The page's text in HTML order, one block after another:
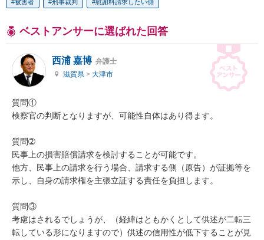
被害者 刑事裁判 慰謝料請求したい側
ベストアンサーに選ばれた回答
西浦 嘉博 弁護士
滋賀県 > 大津市
質問①
検察官の判断となりますが、可能性自体はあり得ます。
質問➁
民事上の損害賠償請求を検討することが可能です。
他方、民事上の請求を行う場合、請求する側（原告）が証拠等を
示し、自身の請求権を主張立証する責任を負担します。
質問③
考慮はされるでしょうが、（経緯はともかくとして供述が二転三
転している形になりますので）供述の信用性が低下することが見